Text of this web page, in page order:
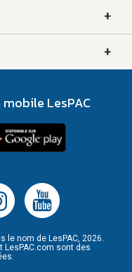
+
+
LesPAC
le nom de LesPAC, 2026.
LesPAC.com sont des